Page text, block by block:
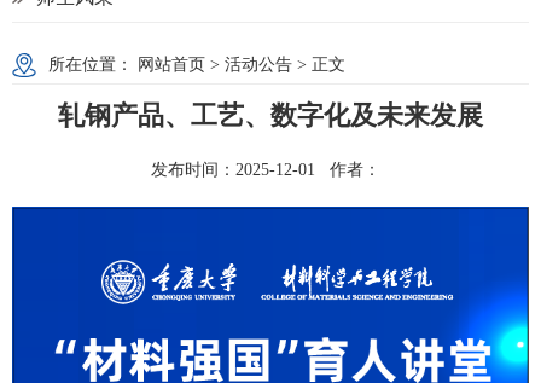
所在位置： 网站首页 > 活动公告 > 正文
轧钢产品、工艺、数字化及未来发展
发布时间：2025-12-01 作者：